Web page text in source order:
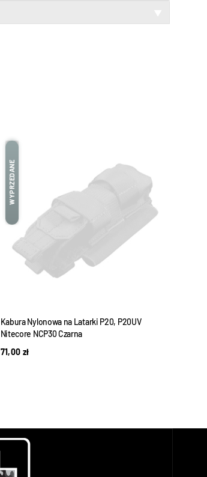
WYPRZEDANE
Kabura Nylonowa na Latarki P20, P20UV
Nitecore NCP30 Czarna
71,00 zł